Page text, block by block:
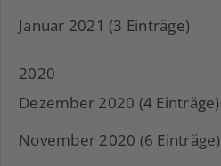
Januar 2021 (3 Einträge)
2020
Dezember 2020 (4 Einträge)
November 2020 (6 Einträge)